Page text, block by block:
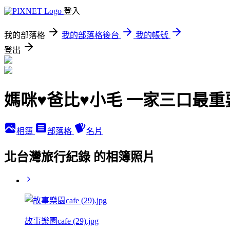
登入
我的部落格 我的部落格後台
我的帳號
登出
媽咪♥爸比♥小毛 一家三口最重
相簿 部落格 名片
北台灣旅行紀錄 的相簿照片
故事樂園cafe (29).jpg